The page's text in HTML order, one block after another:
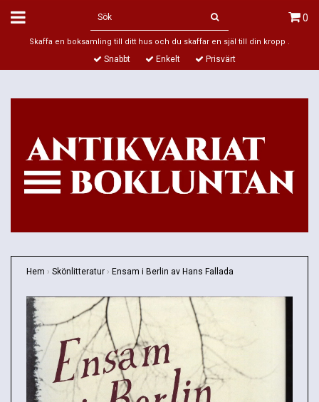
0
Skaffa en boksamling till ditt hus och du skaffar en själ till din kropp .
Snabbt Enkelt Prisvärt
Hem › Skönlitteratur › Ensam i Berlin av Hans Fallada